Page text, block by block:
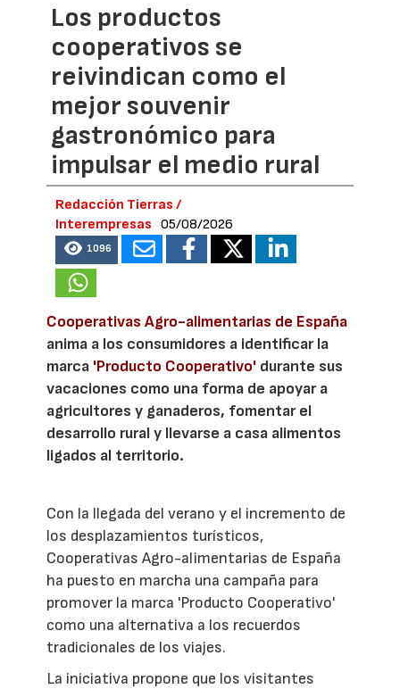
Los productos
cooperativos se
reivindican como el
mejor souvenir
gastronómico para
impulsar el medio rural
Redacción Tierras /
Interempresas
05/08/2026
1096
Cooperativas Agro-alimentarias de España
anima a los consumidores a identificar la
marca 'Producto Cooperativo' durante sus
vacaciones como una forma de apoyar a
agricultores y ganaderos, fomentar el
desarrollo rural y llevarse a casa alimentos
ligados al territorio.
Con la llegada del verano y el incremento de
los desplazamientos turísticos,
Cooperativas Agro-alimentarias de España
ha puesto en marcha una campaña para
promover la marca 'Producto Cooperativo'
como una alternativa a los recuerdos
tradicionales de los viajes.
La iniciativa propone que los visitantes